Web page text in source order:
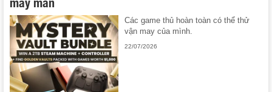
Các game thủ hoàn toàn có thể thử
vận may của mình.
22/07/2026